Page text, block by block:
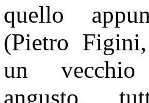
quello
(Pietro
un vecchio
angusto,